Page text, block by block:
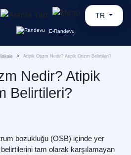
TR
E-Randevu
Atipik Otizm Nedir? Atipik Otizm Belirtileri?
Nedir? Atipik
Belirtileri?
bozukluğu (OSB) içinde yer
tam olarak karşılamayan